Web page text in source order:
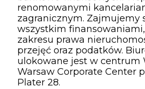
renomowanymi
zagranicznym. Zajmujemy
wszystkim
zakresu prawa
przejęć oraz podatków.
ulokowane jest w centrum
Warsaw Corporate Center
Plater 28.